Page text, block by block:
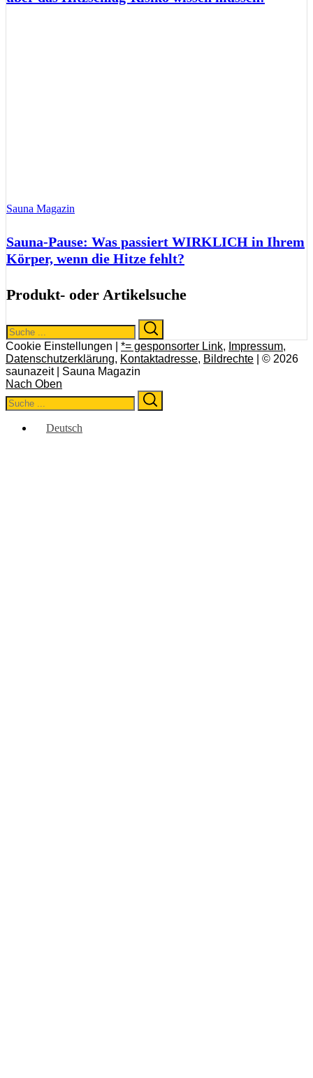
Sauna Magazin
Sauna-Pause: Was passiert WIRKLICH in Ihrem
Körper, wenn die Hitze fehlt?
Produkt- oder Artikelsuche
Search
for:
Cookie Einstellungen | *= gesponsorter Link, Impressum,
Datenschutzerklärung, Kontaktadresse, Bildrechte | © 2026
saunazeit | Sauna Magazin
Nach Oben
Search
for:
Deutsch